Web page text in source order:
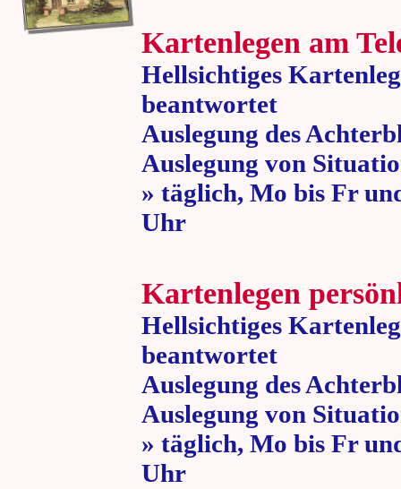
Kartenlegen am
Hellsichtiges
beantwortet
Auslegung des
Auslegung von
» täglich, Mo bis Fr
Uhr » 80
Kartenlegen
Hellsichtiges
beantwortet
Auslegung des
Auslegung von
» täglich, Mo bis Fr
Uhr » 80